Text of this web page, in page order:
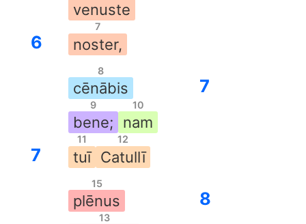
6
venuste
7
noster,
7
8
cēnābis
9
bene;
10
nam
11
tuī
12
Catullī
15
plēnus
13
7
8